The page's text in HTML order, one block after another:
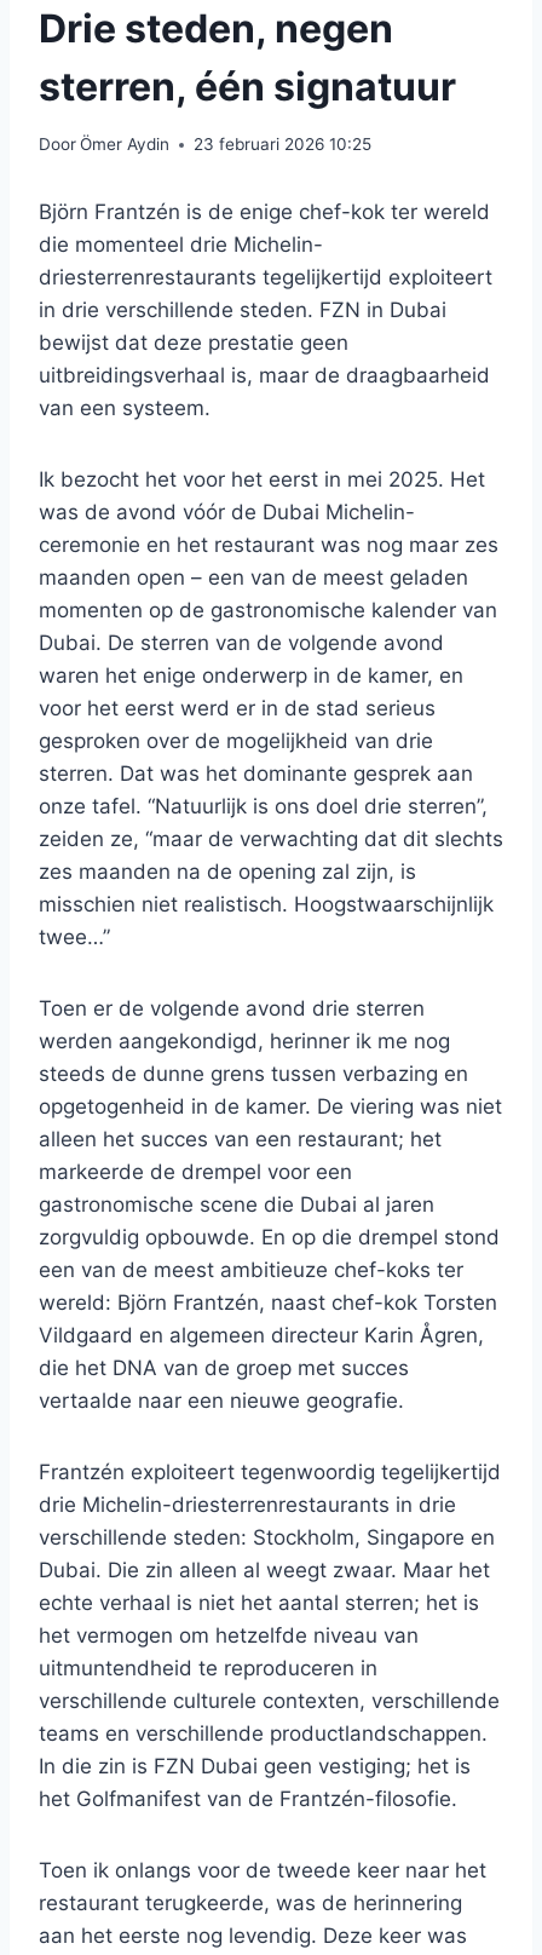
Drie steden, negen
sterren, één signatuur
DoorÖmer Aydin 23 februari 2026 10:25
Björn Frantzén is de enige chef-kok ter wereld
die momenteel drie Michelin-
driesterrenrestaurants tegelijkertijd exploiteert
in drie verschillende steden. FZN in Dubai
bewijst dat deze prestatie geen
uitbreidingsverhaal is, maar de draagbaarheid
van een systeem.
Ik bezocht het voor het eerst in mei 2025. Het
was de avond vóór de Dubai Michelin-
ceremonie en het restaurant was nog maar zes
maanden open – een van de meest geladen
momenten op de gastronomische kalender van
Dubai. De sterren van de volgende avond
waren het enige onderwerp in de kamer, en
voor het eerst werd er in de stad serieus
gesproken over de mogelijkheid van drie
sterren. Dat was het dominante gesprek aan
onze tafel. “Natuurlijk is ons doel drie sterren”,
zeiden ze, “maar de verwachting dat dit slechts
zes maanden na de opening zal zijn, is
misschien niet realistisch. Hoogstwaarschijnlijk
twee…”
Toen er de volgende avond drie sterren
werden aangekondigd, herinner ik me nog
steeds de dunne grens tussen verbazing en
opgetogenheid in de kamer. De viering was niet
alleen het succes van een restaurant; het
markeerde de drempel voor een
gastronomische scene die Dubai al jaren
zorgvuldig opbouwde. En op die drempel stond
een van de meest ambitieuze chef-koks ter
wereld: Björn Frantzén, naast chef-kok Torsten
Vildgaard en algemeen directeur Karin Ågren,
die het DNA van de groep met succes
vertaalde naar een nieuwe geografie.
Frantzén exploiteert tegenwoordig tegelijkertijd
drie Michelin-driesterrenrestaurants in drie
verschillende steden: Stockholm, Singapore en
Dubai. Die zin alleen al weegt zwaar. Maar het
echte verhaal is niet het aantal sterren; het is
het vermogen om hetzelfde niveau van
uitmuntendheid te reproduceren in
verschillende culturele contexten, verschillende
teams en verschillende productlandschappen.
In die zin is FZN Dubai geen vestiging; het is
het Golfmanifest van de Frantzén-filosofie.
Toen ik onlangs voor de tweede keer naar het
restaurant terugkeerde, was de herinnering
aan het eerste nog levendig. Deze keer was